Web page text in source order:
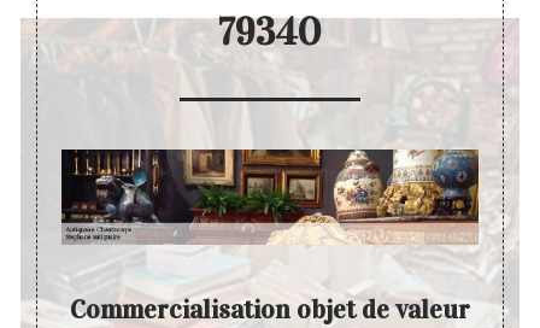
79340
Commercialisation objet de valeur